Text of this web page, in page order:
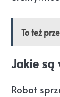
To też
Jakie
Robot